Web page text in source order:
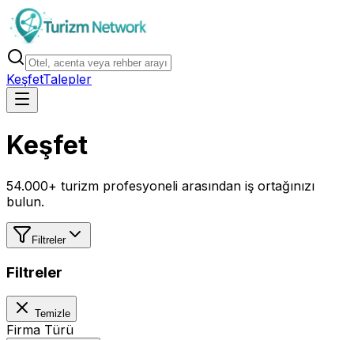
KeşfetTalepler
Keşfet
54.000+ turizm profesyoneli arasından iş ortağınızı
bulun.
Filtreler
Filtreler
Temizle
Firma Türü